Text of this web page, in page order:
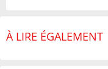
À LIRE ÉGALEMENT